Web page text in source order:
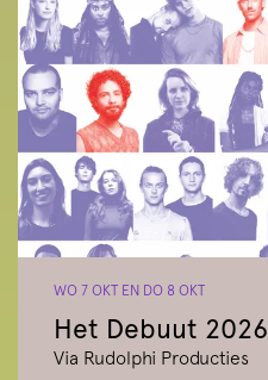
Het Debuut 2026
Via Rudolphi Producties
WO 7 OKT EN DO 8 OKT